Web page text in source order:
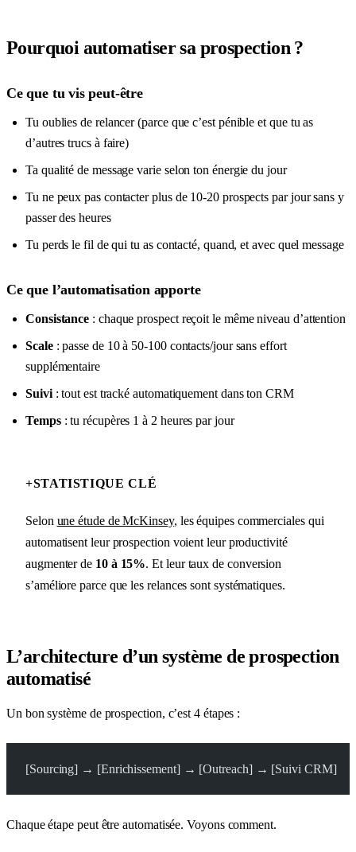
Pourquoi automatiser sa prospection ?
Ce que tu vis peut-être
Tu oublies de relancer (parce que c’est pénible et que tu as
d’autres trucs à faire)
Ta qualité de message varie selon ton énergie du jour
Tu ne peux pas contacter plus de 10-20 prospects par jour sans y
passer des heures
Tu perds le fil de qui tu as contacté, quand, et avec quel message
Ce que l’automatisation apporte
Consistance : chaque prospect reçoit le même niveau d’attention
Scale: passe de 10 à 50-100 contacts/jour sans effort
supplémentaire
Suivi: tout est tracké automatiquement dans ton CRM
Temps: tu récupères 1 à 2 heures par jour
+STATISTIQUE CLÉ
Selon une étude de McKinsey, les équipes commerciales qui
automatisent leur prospection voient leur productivité
augmenter de 10 à 15%. Et leur taux de conversion
s’améliore parce que les relances sont systématiques.
L’architecture d’un système de prospection
automatisé
Un bon système de prospection, c’est 4 étapes :
[Sourcing] → [Enrichissement] → [Outreach] → [Suivi CRM]
Chaque étape peut être automatisée. Voyons comment.